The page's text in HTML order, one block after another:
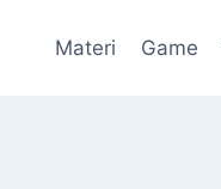
Materi Game